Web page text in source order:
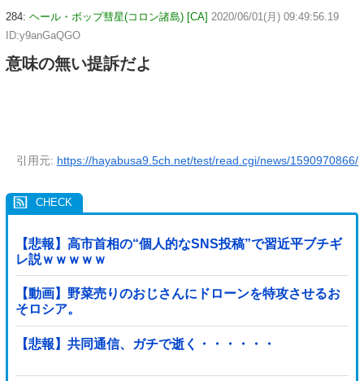
284: ヘール・ボップ彗星(コロン諸島) [CA] 2020/06/01(月) 09:49:56.19
ID:y9anGaQGO
意味の無い提訴だよ
引用元: https://hayabusa9.5ch.net/test/read.cgi/news/1590970866/
【悲報】高市首相の“個人的なSNS投稿”で習近平ブチギ
レ説ｗｗｗｗｗ
【動画】野菜売りのおじさんにドローンを特攻させるお
そロシア。
【悲報】共同通信、ガチで逝く・・・・・・